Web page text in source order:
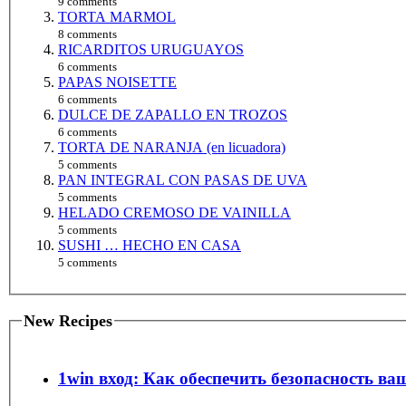
TORTA MARMOL
8 comments
RICARDITOS URUGUAYOS
6 comments
PAPAS NOISETTE
6 comments
DULCE DE ZAPALLO EN TROZOS
6 comments
TORTA DE NARANJA (en licuadora)
5 comments
PAN INTEGRAL CON PASAS DE UVA
5 comments
HELADO CREMOSO DE VAINILLA
5 comments
SUSHI … HECHO EN CASA
5 comments
New Recipes
1win вход: Как обеспечить безопасность